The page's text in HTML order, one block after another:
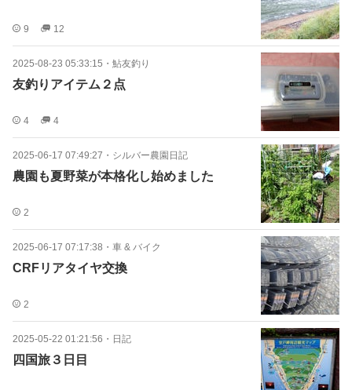
9 12
2025-08-23 05:33:15 ・ 鮎友釣り
友釣りアイテム２点
4 4
2025-06-17 07:49:27 ・ シルバー農園日記
農園も夏野菜が本格化し始めました
2
2025-06-17 07:17:38 ・ 車 & バイク
CRFリアタイヤ交換
2
2025-05-22 01:21:56 ・ 日記
四国旅３日目